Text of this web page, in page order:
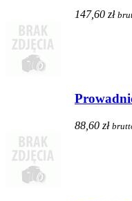
147,60 zł
88,60 zł